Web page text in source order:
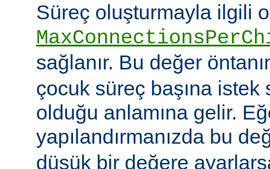
Süreç oluşturmayla ilgili
sağlanır. Bu değer
çocuk süreç başına istek
olduğu anlamına gelir.
yapılandırmanızda bu
düşük bir değere